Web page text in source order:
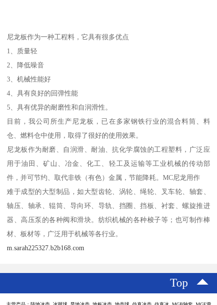
尼龙板作为一种工程料，它具有很多优点
1、质量轻
2、降低噪音
3、机械性能好
4、具有良好的回弹性能
5、具有优异的耐磨性和自润滑性。
目前，我公司所生产尼龙板，已在多家钢铁行业的混合料筒、料
仓、燃料仓中使用，取得了很好的使用效果。
尼龙板作为耐磨、自润滑、耐油、抗化学腐蚀的工程塑料，广泛应
用于油田、矿山、冶金、化工、轻工及运输等工业机械的传动部
件，并可节约、取代非铁（有色）金属，节能降耗。MC尼龙用作
难于成型的大型制品，如大型齿轮、涡轮、绳轮、叉车轮、轴套、
轴压、轴承、辊筒、导向环、导轨、挡圈、挡板、衬套、螺旋推进
器、高压泵的各种阀和滑块。纺织机械的各种梭子等；也可制作棒
材、板材等，广泛用于机械等各行业。
m.sarah225327.b2b168.com
Top